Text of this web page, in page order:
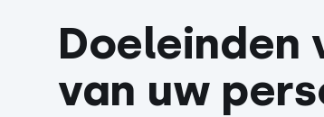
Doeleinden
van uw